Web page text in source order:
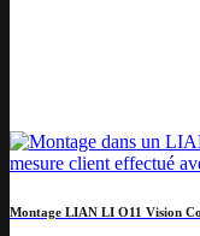
Montage LIAN LI O11 Vision